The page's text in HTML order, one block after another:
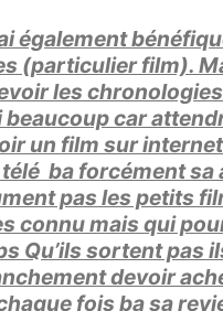
également
(particulier film).
les
beaucoup car
un film sur
télé ba forcément sa
pas les petits
connu mais qui
Qu’ils sortent pas
devoir
fois ba sa